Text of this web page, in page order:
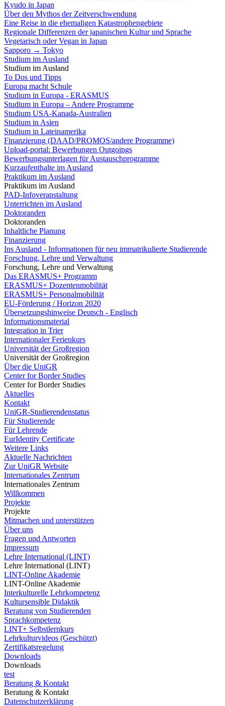
Kyudo in Japan
Über den Mythos der Zeitverschwendung
Eine Reise in die ehemaligen Katastrophengebiete
Regionale Differenzen der japanischen Kultur und Sprache
Vegetarisch oder Vegan in Japan
Sapporo → Tokyo
Studium im Ausland
Studium im Ausland
To Dos und Tipps
Europa macht Schule
Studium in Europa - ERASMUS
Studium in Europa – Andere Programme
Studium USA-Kanada-Australien
Studium in Asien
Studium in Lateinamerika
Finanzierung (DAAD/PROMOS/andere Programme)
Upload-portal: Bewerbungen Outgoings
Bewerbungsunterlagen für Austauschprogramme
Kurzaufenthalte im Ausland
Praktikum im Ausland
Praktikum im Ausland
PAD-Infoveranstaltung
Unterrichten im Ausland
Doktoranden
Doktoranden
Inhaltliche Planung
Finanzierung
Ins Ausland - Informationen für neu immatrikulierte Studierende
Forschung, Lehre und Verwaltung
Forschung, Lehre und Verwaltung
Das ERASMUS+ Programm
ERASMUS+ Dozentenmobilität
ERASMUS+ Personalmobilität
EU-Förderung / Horizon 2020
Übersetzungshinweise Deutsch - Englisch
Informationsmaterial
Integration in Trier
Internationaler Ferienkurs
Universität der Großregion
Universität der Großregion
Über die UniGR
Center for Border Studies
Center for Border Studies
Aktuelles
Kontakt
UniGR-Studierendenstatus
Für Studierende
Für Lehrende
EurIdentity Certificate
Weitere Links
Aktuelle Nachrichten
Zur UniGR Website
Internationales Zentrum
Internationales Zentrum
Willkommen
Projekte
Projekte
Mitmachen und unterstützen
Über uns
Fragen und Antworten
Impressum
Lehre International (LINT)
Lehre International (LINT)
LINT-Online Akademie
LINT-Online Akademie
Interkulturelle Lehrkompetenz
Kultursensible Didaktik
Beratung von Studierenden
Sprachkompetenz
LINT+ Selbstlernkurs
Lehrkulturvideos (Geschützt)
Zertifikatsregelung
Downloads
Downloads
test
Beratung & Kontakt
Beratung & Kontakt
Datenschutzerklärung